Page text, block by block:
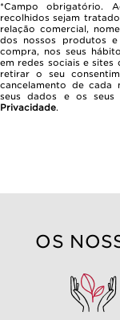
*Campo obrigatório.
recolhidos sejam
relação comercial,
dos nossos produtos
compra, nos seus
em redes sociais e sites
retirar o seu
cancelamento de cada
seus dados e os
Privacidade.
OS